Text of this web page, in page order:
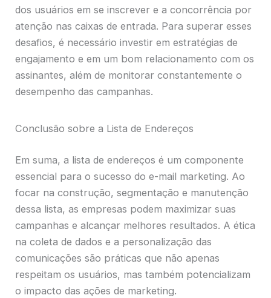
dos usuários em se inscrever e a concorrência por
atenção nas caixas de entrada. Para superar esses
desafios, é necessário investir em estratégias de
engajamento e em um bom relacionamento com os
assinantes, além de monitorar constantemente o
desempenho das campanhas.
Conclusão sobre a Lista de Endereços
Em suma, a lista de endereços é um componente
essencial para o sucesso do e-mail marketing. Ao
focar na construção, segmentação e manutenção
dessa lista, as empresas podem maximizar suas
campanhas e alcançar melhores resultados. A ética
na coleta de dados e a personalização das
comunicações são práticas que não apenas
respeitam os usuários, mas também potencializam
o impacto das ações de marketing.